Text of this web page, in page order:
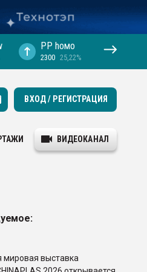
PP hомо
2300 25,22%
ВХОД / РЕГИСТРАЦИЯ
ВИДЕОКАНАЛ
мировая выставка